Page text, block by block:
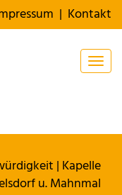
| Kontakt
| Kapelle
u. Mahnmal